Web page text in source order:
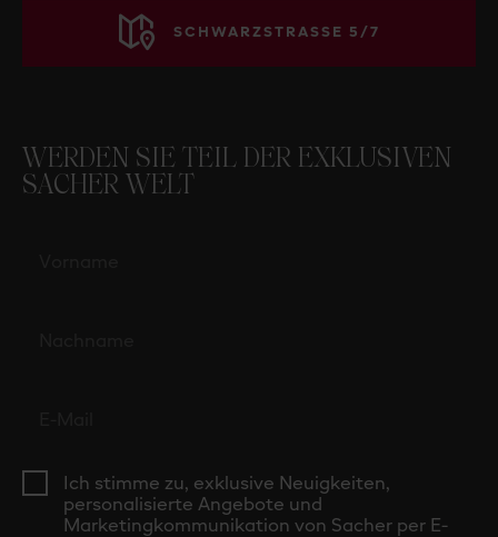
SCHWARZSTRASSE 5/7
WERDEN SIE TEIL DER EXKLUSIVEN
SACHER WELT
Ich stimme zu, exklusive Neuigkeiten,
personalisierte Angebote und
Marketingkommunikation von Sacher per E-